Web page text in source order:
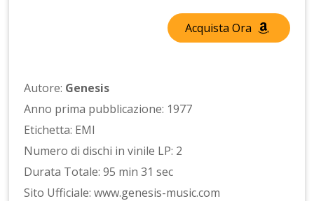
Acquista Ora
Autore: Genesis
Anno prima pubblicazione: 1977
Etichetta: EMI
Numero di dischi in vinile LP: 2
Durata Totale: 95 min 31 sec
Sito Ufficiale: www.genesis-music.com